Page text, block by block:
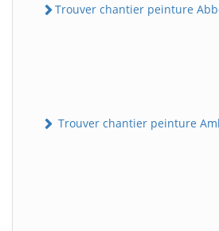
Trouver chantier peinture
Trouver chantier peinture